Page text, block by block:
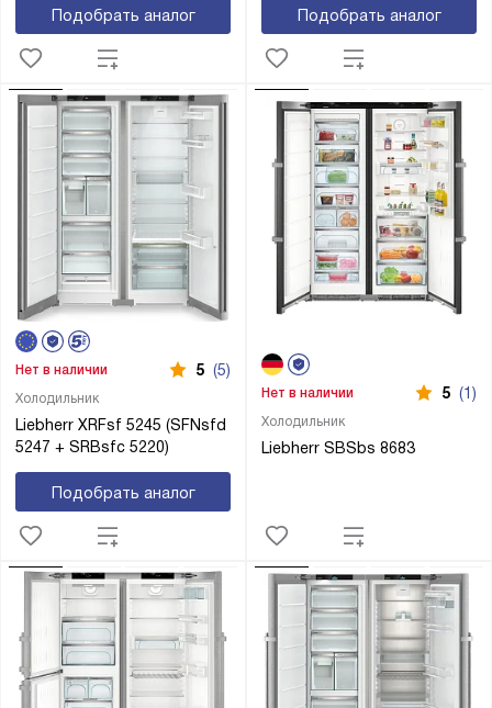
Подобрать аналог Подобрать аналог
Холодильник
Liebherr XRFsf 5245 (SFNsfd
5247 + SRBsfc 5220)
Нет в наличии 5 (5)
Подобрать аналог
Холодильник
Liebherr SBSbs 8683
Нет в наличии 5 (1)